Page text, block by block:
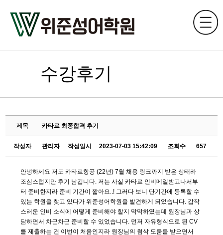
수강후기
제목 카타르 최종합격 후기
작성자 관리자 작성일시 2023-07-03 15:42:09 조회수 657
안녕하세요 저도 카타르항공 (22년) 7월 채용 링크까지 받은 상태라
조심스럽지만 후기 남깁니다. 저는 사실 카타르 인비메일받고나서부
터 준비한지라 준비 기간이 짧아요..! 그러다 보니 단기간에 등록할 수
있는 학원을 찾고 있다가 위준성어학원을 발견하게 되었습니다. 갑작
스러운 인비 소식에 어떻게 준비해야 할지 막막하였는데 원장님과 상
담하면서 차근차근 준비할 수 있었습니다. 먼저 자유형식으로 된 CV
를 제출하는 건 이번이 처음인지라 원장님의 첨삭 도움을 받으면서